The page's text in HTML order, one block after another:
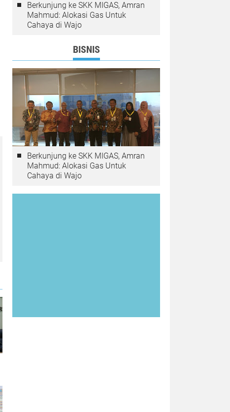
Berkunjung ke SKK MIGAS, Amran
Mahmud: Alokasi Gas Untuk
Cahaya di Wajo
BISNIS
Berkunjung ke SKK MIGAS, Amran
Mahmud: Alokasi Gas Untuk
Cahaya di Wajo